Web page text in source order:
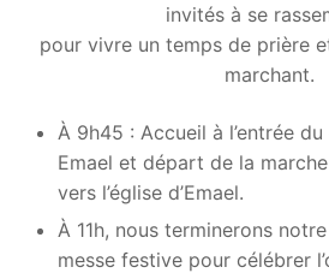
invités à se
pour vivre un temps de prière
marchant.
À 9h45 : Accueil à l’entrée
Emael et départ de la
vers l’église d’Emael.
À 11h, nous terminerons
messe festive pour célébrer